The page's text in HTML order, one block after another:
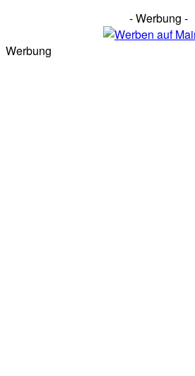
- Werbung -
Werbung